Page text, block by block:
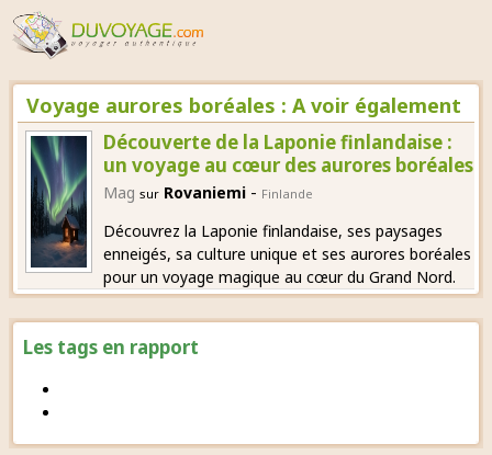
Les tags en rapport
Voyage aurores boréales : A voir également
Découverte de la Laponie finlandaise :
un voyage au cœur des aurores boréales
Mag sur Rovaniemi- Finlande
Découvrez la Laponie finlandaise, ses paysages
enneigés, sa culture unique et ses aurores boréales
pour un voyage magique au cœur du Grand Nord.